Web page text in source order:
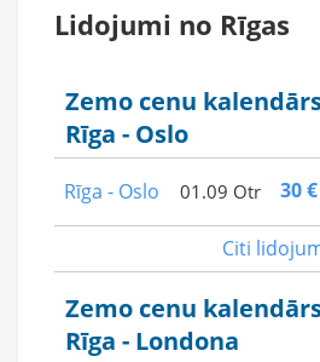
Lidojumi no Rīgas
Zemo cenu
Rīga - Oslo
Citi
Rīga - Oslo 01.09 Otr 30 €
Zemo cenu
Rīga - Londona